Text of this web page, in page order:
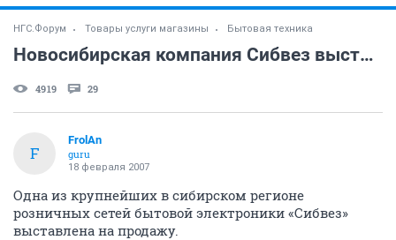
НГС.Форум Товары услуги магазины Бытовая техника
Новосибирская компания Сибвез выставлена на продаж
4919 29
F
FrolAn
guru
18 февраля 2007
Одна из крупнейших в сибирском регионе
розничных сетей бытовой электроники «Сибвез»
выставлена на продажу.